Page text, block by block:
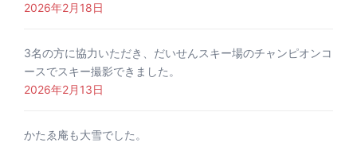
2026年2月18日
3名の方に協力いただき、だいせんスキー場のチャンピオンコ
ースでスキー撮影できました。
2026年2月13日
かたゑ庵も大雪でした。